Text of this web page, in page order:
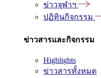
ข่าวจุฬาฯ
ปฏิทินกิจกรรม
ข่าวสารและกิจกรรม
Highlights
ข่าวสารทั้งหมด